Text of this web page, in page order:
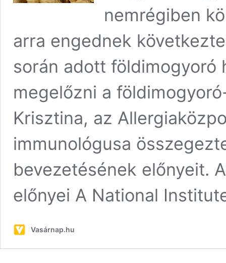
nemrégiben
arra engednek
során adott földimogyoró
megelőzni a
Krisztina, az
immunológusa
bevezetésének előnyeit.
előnyei A National
Vasárnap.hu